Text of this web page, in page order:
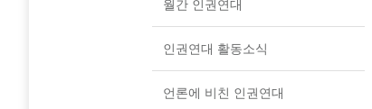
월간 인권연대
인권연대 활동소식
언론에 비친 인권연대